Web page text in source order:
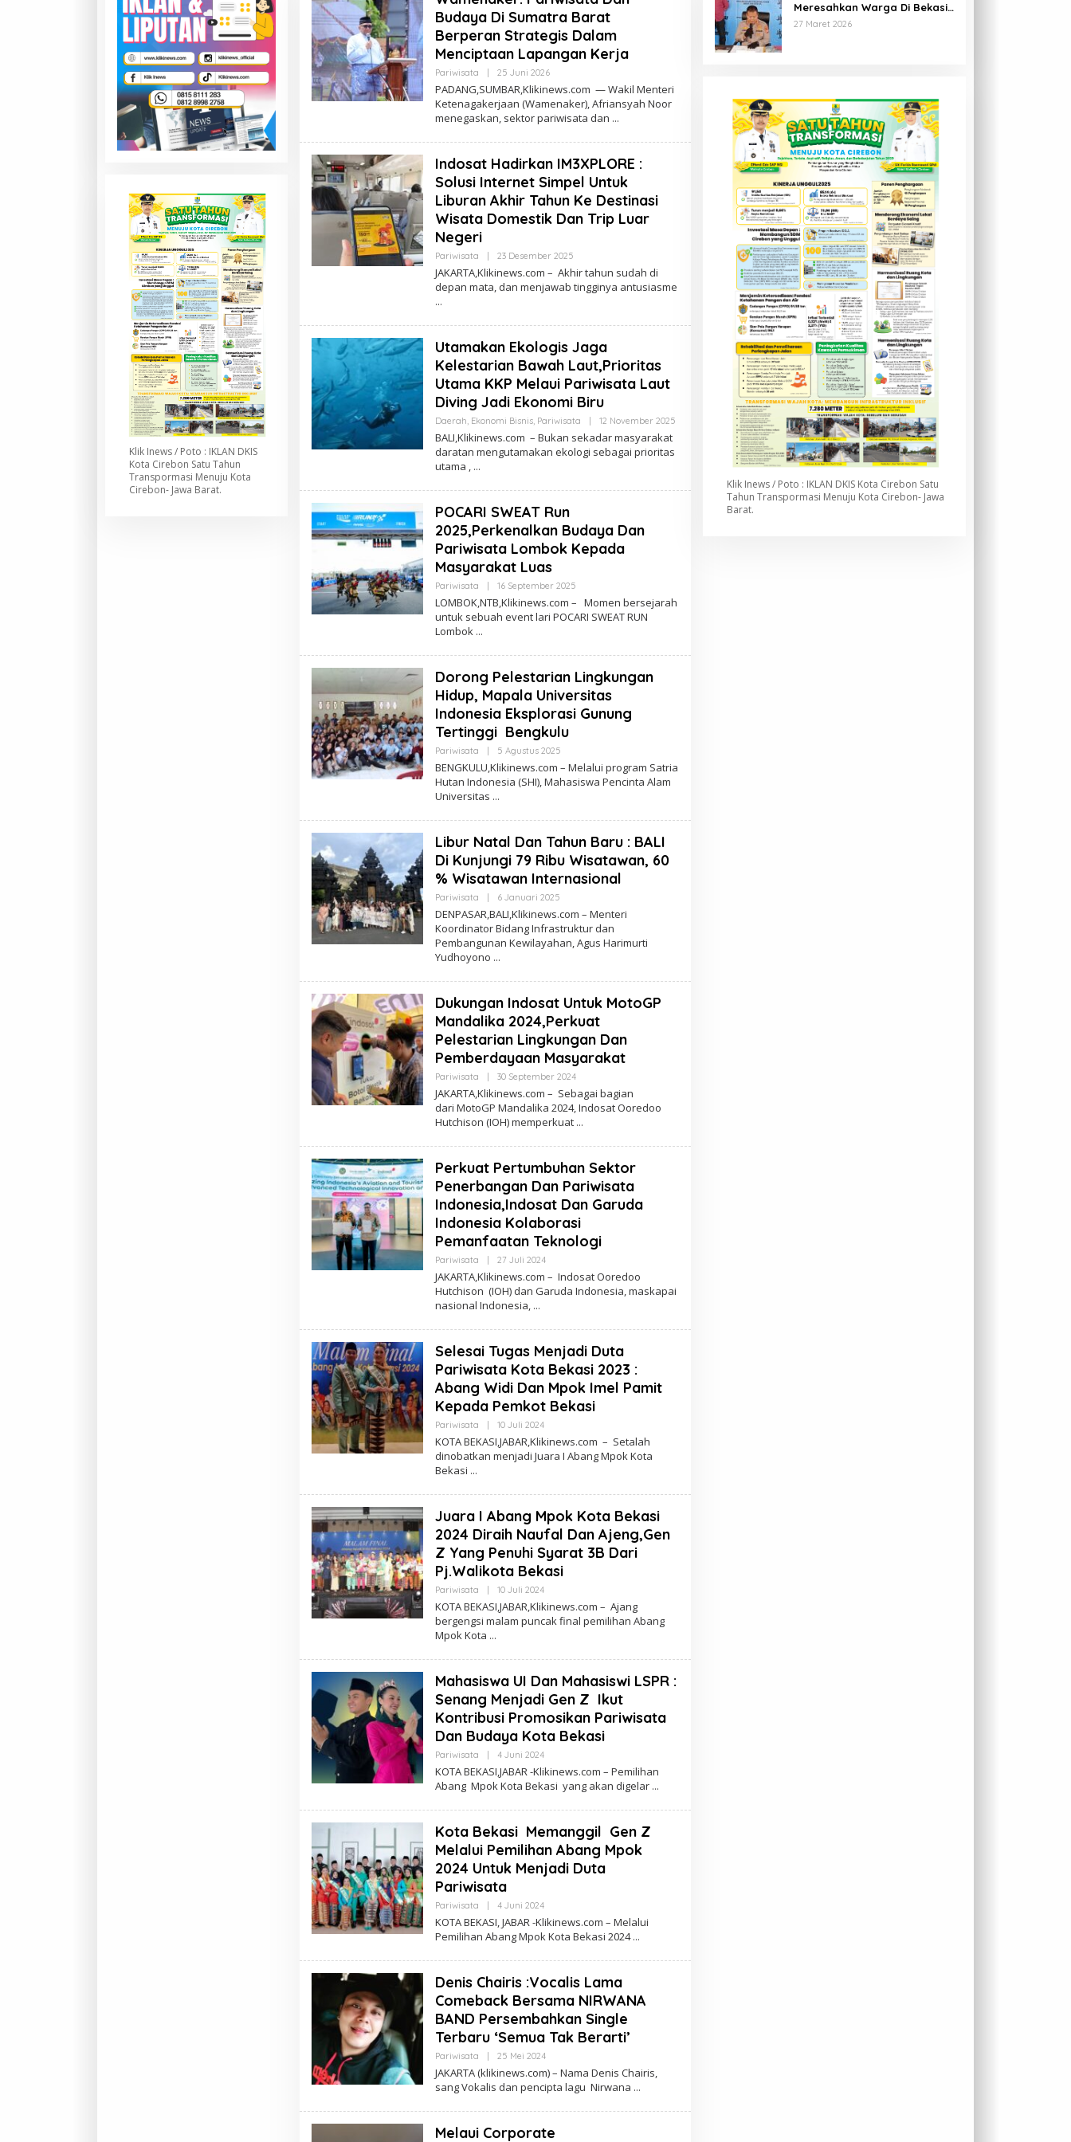
Klik Inews / Poto : IKLAN DKIS
Kota Cirebon Satu Tahun
Transpormasi Menuju Kota
Cirebon- Jawa Barat.
Budaya Di Sumatra Barat
Berperan Strategis Dalam
Menciptaan Lapangan Kerja
Pariwisata | 25 Juni 2026Oleh
PADANG,SUMBAR,Klikinews.com — Wakil Menteri
Ketenagakerjaan (Wamenaker), Afriansyah Noor
menegaskan, sektor pariwisata dan
Indosat Hadirkan IM3XPLORE :
Solusi Internet Simpel Untuk
Liburan Akhir Tahun Ke Destinasi
Wisata Domestik Dan Trip Luar
Negeri
Pariwisata | 23 Desember 2025Oleh
JAKARTA,Klikinews.com – Akhir tahun sudah di
depan mata, dan menjawab tingginya antusiasme
Utamakan Ekologis Jaga
Kelestarian Bawah Laut,Prioritas
Utama KKP Melaui Pariwisata Laut
Diving Jadi Ekonomi Biru
Daerah Ekonomi Bisnis, Pariwisata | 12 November 2025Oleh
BALI,Klikinews.com – Bukan sekadar masyarakat
daratan mengutamakan ekologi sebagai prioritas
utama ,
POCARI SWEAT Run
2025,Perkenalkan Budaya Dan
Pariwisata Lombok Kepada
Masyarakat Luas
Pariwisata | 16 September 2025Oleh
LOMBOK,NTB,Klikinews.com – Momen bersejarah
untuk sebuah event lari POCARI SWEAT RUN
Lombok
Dorong Pelestarian Lingkungan
Hidup, Mapala Universitas
Indonesia Eksplorasi Gunung
Tertinggi Bengkulu
Pariwisata | 5 Agustus 2025Oleh
BENGKULU,Klikinews.com – Melalui program Satria
Hutan Indonesia (SHI), Mahasiswa Pencinta Alam
Universitas
Libur Natal Dan Tahun Baru : BALI
Di Kunjungi 79 Ribu Wisatawan, 60
% Wisatawan Internasional
Pariwisata | 6 Januari 2025Oleh
DENPASAR,BALI,Klikinews.com – Menteri
Koordinator Bidang Infrastruktur dan
Pembangunan Kewilayahan, Agus Harimurti
Yudhoyono
Dukungan Indosat Untuk MotoGP
Mandalika 2024,Perkuat
Pelestarian Lingkungan Dan
Pemberdayaan Masyarakat
Pariwisata | 30 September 2024Oleh
JAKARTA,Klikinews.com – Sebagai bagian
dari MotoGP Mandalika 2024, Indosat Ooredoo
Hutchison (IOH) memperkuat
Perkuat Pertumbuhan Sektor
Penerbangan Dan Pariwisata
Indonesia,Indosat Dan Garuda
Indonesia Kolaborasi
Pemanfaatan Teknologi
Pariwisata | 27 Juli 2024Oleh
JAKARTA,Klikinews.com – Indosat Ooredoo
Hutchison (IOH) dan Garuda Indonesia, maskapai
nasional Indonesia,
Selesai Tugas Menjadi Duta
Pariwisata Kota Bekasi 2023 :
Abang Widi Dan Mpok Imel Pamit
Kepada Pemkot Bekasi
Pariwisata | 10 Juli 2024Oleh
KOTA BEKASI,JABAR,Klikinews.com – Setalah
dinobatkan menjadi Juara I Abang Mpok Kota
Bekasi
Juara I Abang Mpok Kota Bekasi
2024 Diraih Naufal Dan Ajeng,Gen
Z Yang Penuhi Syarat 3B Dari
Pj.Walikota Bekasi
Pariwisata | 10 Juli 2024Oleh
KOTA BEKASI,JABAR,Klikinews.com – Ajang
bergengsi malam puncak final pemilihan Abang
Mpok Kota
Mahasiswa UI Dan Mahasiswi LSPR :
Senang Menjadi Gen Z Ikut
Kontribusi Promosikan Pariwisata
Dan Budaya Kota Bekasi
Pariwisata | 4 Juni 2024Oleh
KOTA BEKASI,JABAR -Klikinews.com – Pemilihan
Abang Mpok Kota Bekasi yang akan digelar
Kota Bekasi Memanggil Gen Z
Melalui Pemilihan Abang Mpok
2024 Untuk Menjadi Duta
Pariwisata
Pariwisata | 4 Juni 2024Oleh
KOTA BEKASI, JABAR -Klikinews.com – Melalui
Pemilihan Abang Mpok Kota Bekasi 2024
Denis Chairis :Vocalis Lama
Comeback Bersama NIRWANA
BAND Persembahkan Single
Terbaru ‘Semua Tak Berarti’
Pariwisata | 25 Mei 2024Oleh
JAKARTA (klikinews.com) – Nama Denis Chairis,
sang Vokalis dan pencipta lagu Nirwana
Melaui Corporate
Meresahkan Warga Di Bekasi
Berhasil Diringkus Polisi
27 Maret 2026
Klik Inews / Poto : IKLAN DKIS Kota Cirebon Satu
Tahun Transpormasi Menuju Kota Cirebon- Jawa
Barat.